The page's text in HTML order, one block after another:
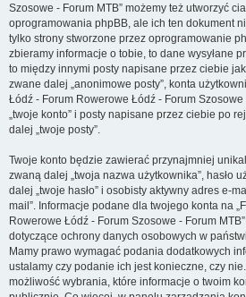
Szosowe - Forum MTB” możemy też utworzyć
oprogramowania phpBB, ale ich ten dokument
tylko strony stworzone przez oprogramowanie
zbieramy informacje o tobie, to dane wysyłane
to między innymi posty napisane przez ciebie
zwane dalej „anonimowe posty”, konta
Łódź - Forum Rowerowe Łódź - Forum Szosowe
„twoje konto” i posty napisane przez ciebie po
dalej „twoje posty”.
Twoje konto będzie zawierać przynajmniej
zwaną dalej „twoja nazwa użytkownika”, hasło
dalej „twoje hasło” i osobisty aktywny adres e-
mail”. Informacje podane dla twojego konta na
Rowerowe Łódź - Forum Szosowe - Forum
dotyczące ochrony danych osobowych w
Mamy prawo wymagać podania dodatkowych
ustalamy czy podanie ich jest konieczne, czy
możliwość wybrania, które informacje o twoim